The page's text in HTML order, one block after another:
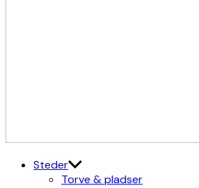
Steder
Torve & pladser